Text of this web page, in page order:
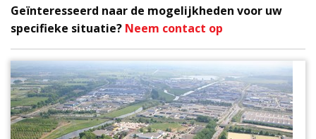
Geïnteresseerd naar de mogelijkheden voor uw
specifieke situatie? Neem contact op